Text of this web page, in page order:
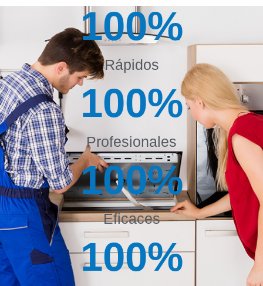
Rápidos
100%
Profesionales
100%
Eficaces
100%
100%